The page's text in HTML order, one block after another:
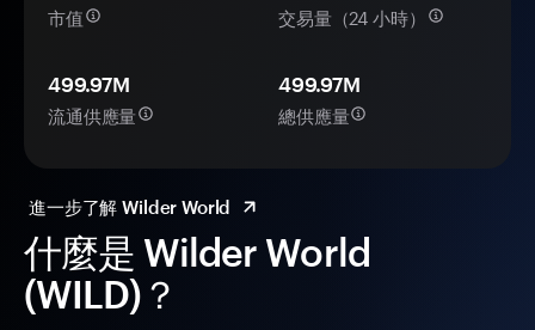
什麼是 Wilder World
(WILD)？
市值 交易量（24 小時）
499.97M
流通供應量
499.97M
總供應量
進一步了解 Wilder World